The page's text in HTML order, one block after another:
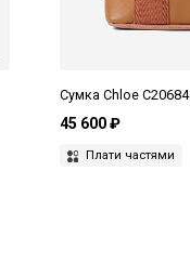
Сумка Chloe C20684
45 600 ₽
Плати частями